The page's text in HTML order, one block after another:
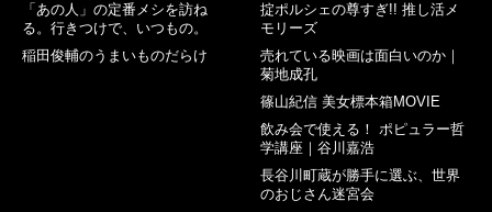
「あの人」の定番メシを訪ね
る。行きつけで、いつもの。
稲田俊輔のうまいものだらけ
掟ポルシェの尊すぎ!! 推し活メ
モリーズ
売れている映画は面白いのか｜
菊地成孔
篠山紀信 美女標本箱MOVIE
飲み会で使える！ ポピュラー哲
学講座｜谷川嘉浩
長谷川町蔵が勝手に選ぶ、世界
のおじさん迷宮会